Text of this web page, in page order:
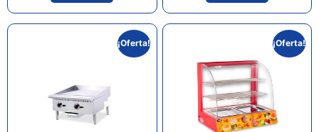
¡Oferta! ¡Oferta!